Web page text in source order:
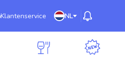
Klantenservice NL